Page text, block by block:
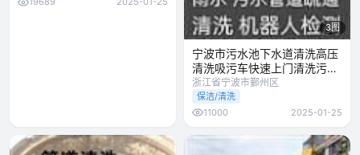
3图
宁波市污水池下水道清洗高压
清洗吸污车快速上门清洗污水
池
浙江省宁波市鄞州区
保洁/清洗
11000
2025-01-25